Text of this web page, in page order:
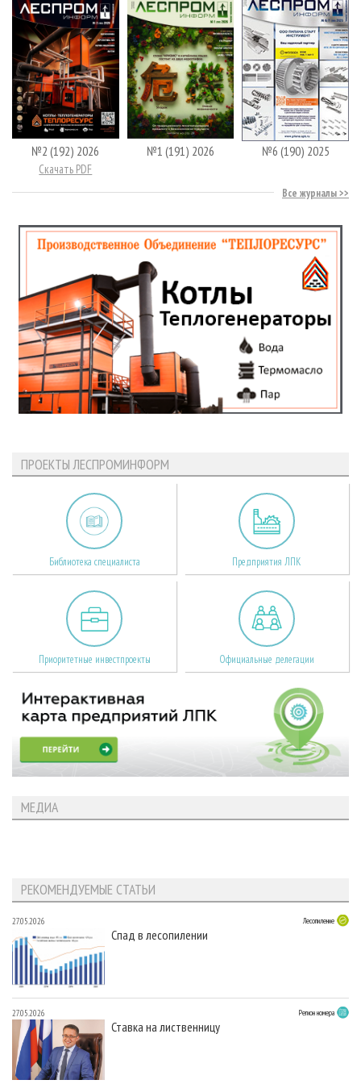
№2 (192) 2026
Скачать PDF
№1 (191) 2026 №6 (190) 2025
Все журналы
ПРОЕКТЫ ЛЕСПРОМИНФОРМ
Библиотека специалиста Предприятия ЛПК
Приоритетные инвестпроекты Официальные делегации
МЕДИА
РЕКОМЕНДУЕМЫЕ СТАТЬИ
27.05.2026 Лесопиление
Спад в лесопилении
27.05.2026 Регион номера
Ставка на лиственницу